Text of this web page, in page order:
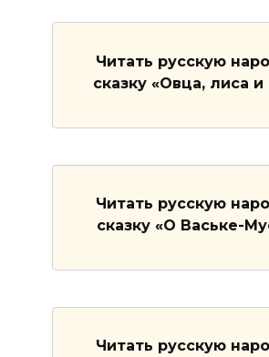
Читать русскую
сказку «Овца, лиса и
Читать русскую
сказку «О Ваське-
Читать русскую